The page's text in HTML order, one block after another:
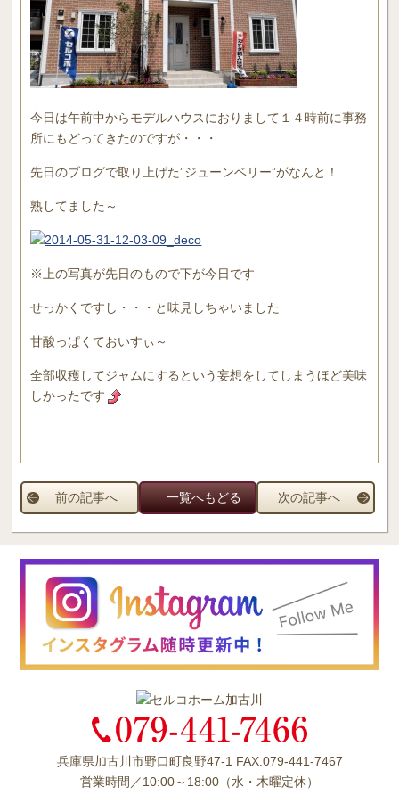
今日は午前中からモデルハウスにおりまして１４時前に事務
所にもどってきたのですが・・・
先日のブログで取り上げた”ジューンベリー”がなんと！
熟してました～
※上の写真が先日のもので下が今日です
せっかくですし・・・と味見しちゃいました
甘酸っぱくておいすぃ～
全部収穫してジャムにするという妄想をしてしまうほど美味
しかったです
前の記事へ 一覧へもどる 次の記事へ
兵庫県加古川市野口町良野47-1 FAX.079-441-7467
営業時間／10:00～18:00（水・木曜定休）